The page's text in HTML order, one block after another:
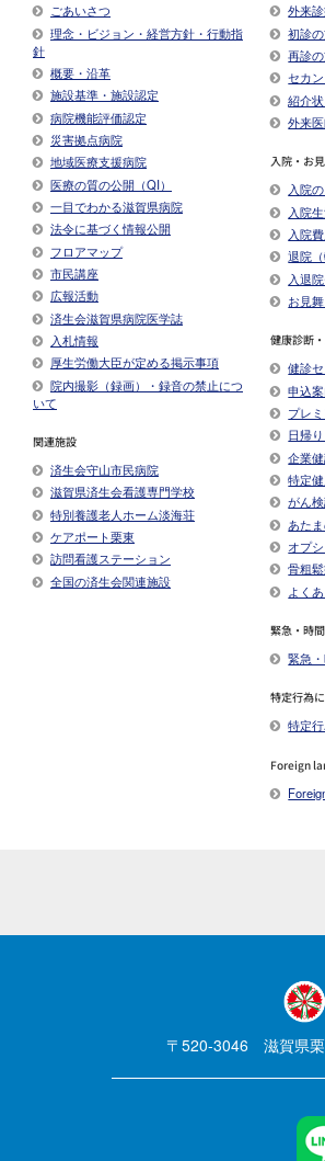
ごあいさつ
理念・ビジョン・経営方針・行動指
針
概要・沿革
施設基準・施設認定
病院機能評価認定
災害拠点病院
地域医療支援病院
医療の質の公開（QI）
一目でわかる滋賀県病院
法令に基づく情報公開
フロアマップ
市民講座
広報活動
済生会滋賀県病院医学誌
入札情報
厚生労働大臣が定める掲示事項​
院内撮影（録画）・録音の禁止につ
いて
関連施設
済生会守山市民病院
滋賀県済生会看護専門学校
特別養護老人ホーム淡海荘
ケアポート栗東
訪問看護ステーション
全国の済生会関連施設
外来
初診
再診
セカ
紹介
外来
入院・お
入院
入院
入院
退院
入退
お見
健康診断
健診
申込
プレ
日帰
企業
特定
がん
あた
オプ
骨粗
よく
緊急・時
緊急
特定行為
特定
Foreign
〒520-3046 滋賀県